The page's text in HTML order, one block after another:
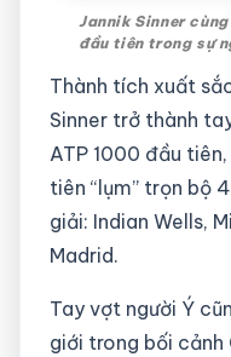
Jannik Sinner
đầu tiên trong sự
Thành tích xuất
Sinner trở thành
ATP 1000 đầu
tiên “lụm” trọn bộ
giải: Indian Wells,
Madrid.
Tay vợt người Ý
giới trong bối cảnh